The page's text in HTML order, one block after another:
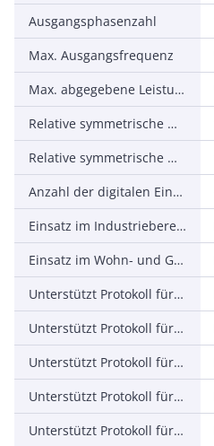
Ausgangsphasenzahl
Max. Ausgangsfrequenz
Max. abgegebene Leistung bei linearer Belastung bei Bemessungsausgangsspannung
Relative symmetrische Netzfrequenztoleranz
Relative symmetrische Netzspannungstoleranz
Anzahl der digitalen Eingänge
Einsatz im Industriebereich zulässig
Einsatz im Wohn- und Gewerbebereich zulässig
Unterstützt Protokoll für TCP/IP
Unterstützt Protokoll für PROFIBUS
Unterstützt Protokoll für CAN
Unterstützt Protokoll für INTERBUS
Unterstützt Protokoll für ASI